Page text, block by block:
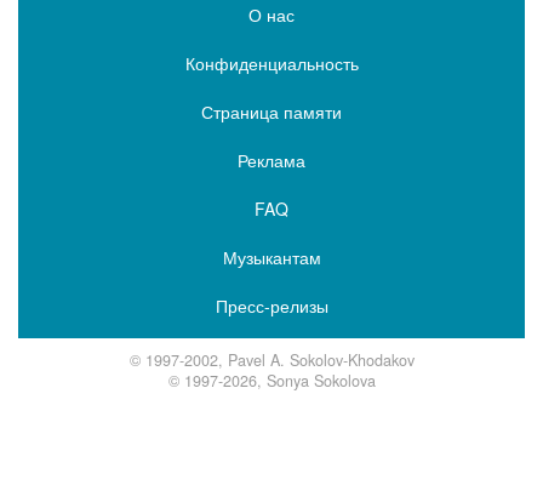
О нас
Конфиденциальность
Страница памяти
Реклама
FAQ
Музыкантам
Пресс-релизы
© 1997-2002, Pavel A. Sokolov-Khodakov
© 1997-2026, Sonya Sokolova